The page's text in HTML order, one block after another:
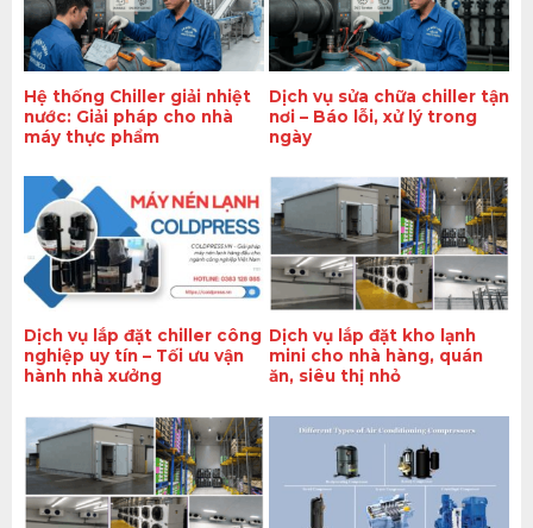
Hệ thống Chiller giải nhiệt
nước: Giải pháp cho nhà
máy thực phẩm
Dịch vụ sửa chữa chiller tận
nơi – Báo lỗi, xử lý trong
ngày
Dịch vụ lắp đặt chiller công
nghiệp uy tín – Tối ưu vận
hành nhà xưởng
Dịch vụ lắp đặt kho lạnh
mini cho nhà hàng, quán
ăn, siêu thị nhỏ